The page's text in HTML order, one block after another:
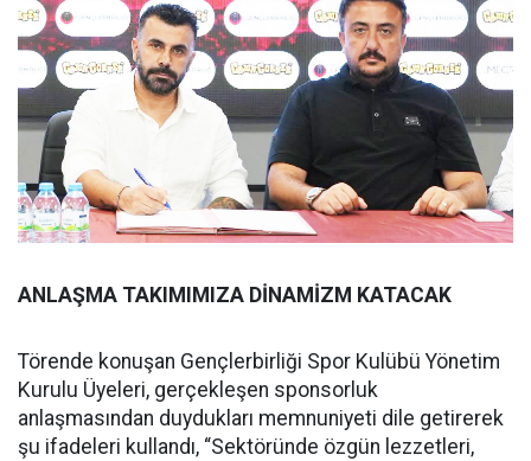
ANLAŞMA TAKIMIMIZA DİNAMİZM KATACAK
Törende konuşan Gençlerbirliği Spor Kulübü Yönetim
Kurulu Üyeleri, gerçekleşen sponsorluk
anlaşmasından duydukları memnuniyeti dile getirerek
şu ifadeleri kullandı, “Sektöründe özgün lezzetleri,